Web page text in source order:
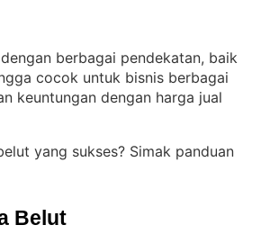
berbagai pendekatan, baik
cocok untuk bisnis berbagai
keuntungan dengan harga jual
yang sukses? Simak panduan
Belut